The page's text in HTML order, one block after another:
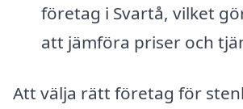
företag i Svartå, vilket
att jämföra priser och
Att välja rätt företag för